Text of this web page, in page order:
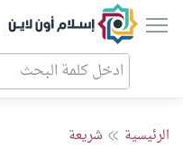
إسلام أون لاين
الرئيسية شريعة